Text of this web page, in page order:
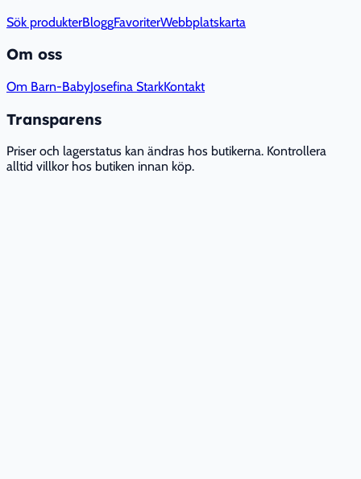
Sök produkterBloggFavoriterWebbplatskarta
Om oss
Om Barn-BabyJosefina StarkKontakt
Transparens
Priser och lagerstatus kan ändras hos butikerna. Kontrollera
alltid villkor hos butiken innan köp.